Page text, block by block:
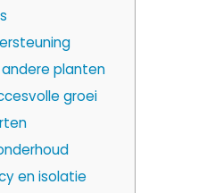
planten
groei
en isolatie